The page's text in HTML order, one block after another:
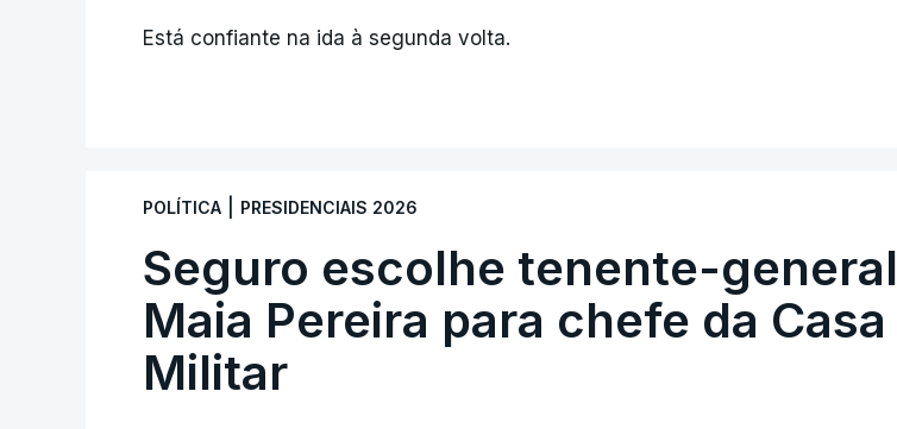
Está confiante na ida à segunda volta.
POLÍTICA PRESIDENCIAIS 2026
Seguro escolhe tenente-general
Maia Pereira para chefe da Casa
Militar